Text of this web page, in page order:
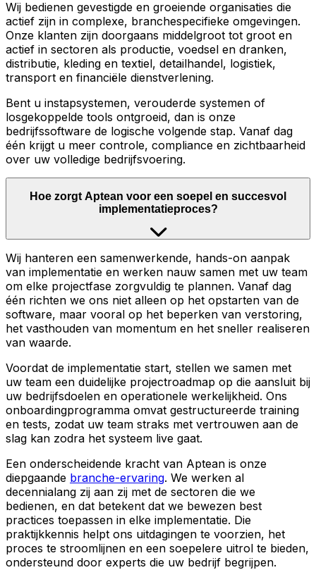
Wij bedienen gevestigde en groeiende organisaties die
actief zijn in complexe, branchespecifieke omgevingen.
Onze klanten zijn doorgaans middelgroot tot groot en
actief in sectoren als productie, voedsel en dranken,
distributie, kleding en textiel, detailhandel, logistiek,
transport en financiële dienstverlening.
Bent u instapsystemen, verouderde systemen of
losgekoppelde tools ontgroeid, dan is onze
bedrijfssoftware de logische volgende stap. Vanaf dag
één krijgt u meer controle, compliance en zichtbaarheid
over uw volledige bedrijfsvoering.
Hoe zorgt Aptean voor een soepel en succesvol
implementatieproces?
Wij hanteren een samenwerkende, hands-on aanpak
van implementatie en werken nauw samen met uw team
om elke projectfase zorgvuldig te plannen. Vanaf dag
één richten we ons niet alleen op het opstarten van de
software, maar vooral op het beperken van verstoring,
het vasthouden van momentum en het sneller realiseren
van waarde.
Voordat de implementatie start, stellen we samen met
uw team een duidelijke projectroadmap op die aansluit bij
uw bedrijfsdoelen en operationele werkelijkheid. Ons
onboardingprogramma omvat gestructureerde training
en tests, zodat uw team straks met vertrouwen aan de
slag kan zodra het systeem live gaat.
Een onderscheidende kracht van Aptean is onze
diepgaande branche-ervaring. We werken al
decennialang zij aan zij met de sectoren die we
bedienen, en dat betekent dat we bewezen best
practices toepassen in elke implementatie. Die
praktijkkennis helpt ons uitdagingen te voorzien, het
proces te stroomlijnen en een soepelere uitrol te bieden,
ondersteund door experts die uw bedrijf begrijpen.